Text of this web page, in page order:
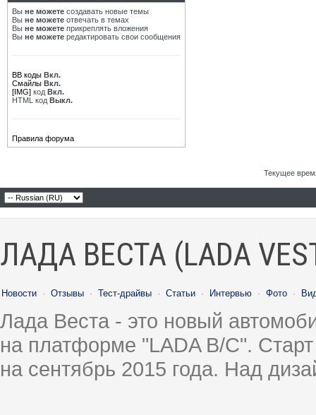
Вы не можете создавать новые темы
Вы не можете отвечать в темах
Вы не можете прикреплять вложения
Вы не можете редактировать свои сообщения
BB коды Вкл.
Смайлы Вкл.
[IMG] код Вкл.
HTML код Выкл.
Правила форума
Текущее
ЛАДА ВЕСТА (LADA
Новости · Отзывы · Тест-драйвы · Статьи · Интервью · Фото ·
Лада Веста - это новый
на платформе "LADA B/C".
на сентябрь 2015 года. Над